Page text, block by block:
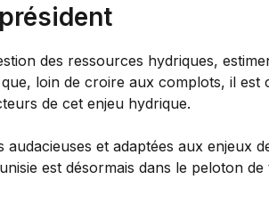
des ressources hydriques,
loin de croire aux complots, il est
de cet enjeu hydrique.
et adaptées aux enjeux
est désormais dans le peloton de